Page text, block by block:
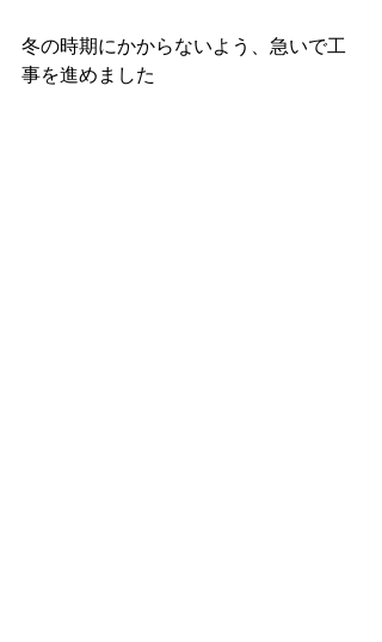
冬の時期にかからないよう、急いで工
事を進めました